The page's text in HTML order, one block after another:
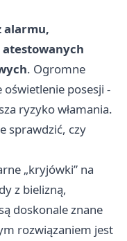
alarmu,
. Ogromne
posesji -
ryzyko włamania.
sprawdzić, czy
„kryjówki” na
z bielizną,
doskonale znane
rozwiązaniem jest